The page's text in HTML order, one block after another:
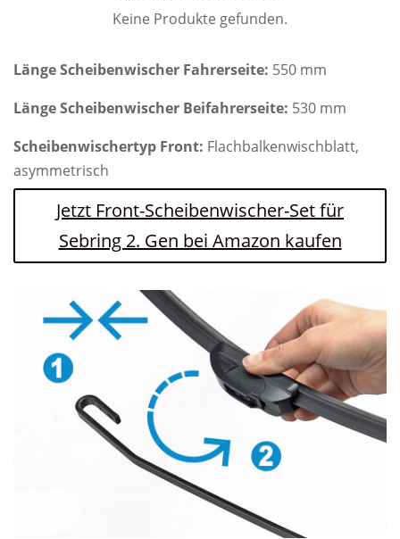
Keine Produkte gefunden.
Länge Scheibenwischer Fahrerseite: 550 mm
Länge Scheibenwischer Beifahrerseite: 530 mm
Scheibenwischertyp Front: Flachbalkenwischblatt,
asymmetrisch
Jetzt Front-Scheibenwischer-Set für
Sebring 2. Gen bei Amazon kaufen